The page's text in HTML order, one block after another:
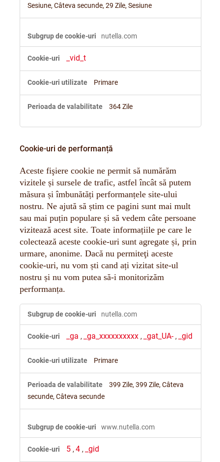
Sesiune, Câteva secunde, 29 Zile, Sesiune
nutella.com
_vid_t
Primare
364 Zile
Cookie-uri de performanță
Aceste fişiere cookie ne permit să numărăm
vizitele și sursele de trafic, astfel încât să putem
măsura și îmbunătăți performanțele site-ului
nostru. Ne ajută să știm ce pagini sunt mai mult
sau mai puțin populare și să vedem câte persoane
vizitează acest site. Toate informațiile pe care le
colectează aceste cookie-uri sunt agregate și, prin
urmare, anonime. Dacă nu permiteţi aceste
cookie-uri, nu vom ști cand ați vizitat site-ul
nostru și nu vom putea să-i monitorizăm
performanța.
uri
de
performanță
nutella.com
_ga, _ga_xxxxxxxxxx, _gat_UA-, _gid
Primare
399 Zile, 399 Zile, Câteva
secunde, Câteva secunde
www.nutella.com
5,4, _gid